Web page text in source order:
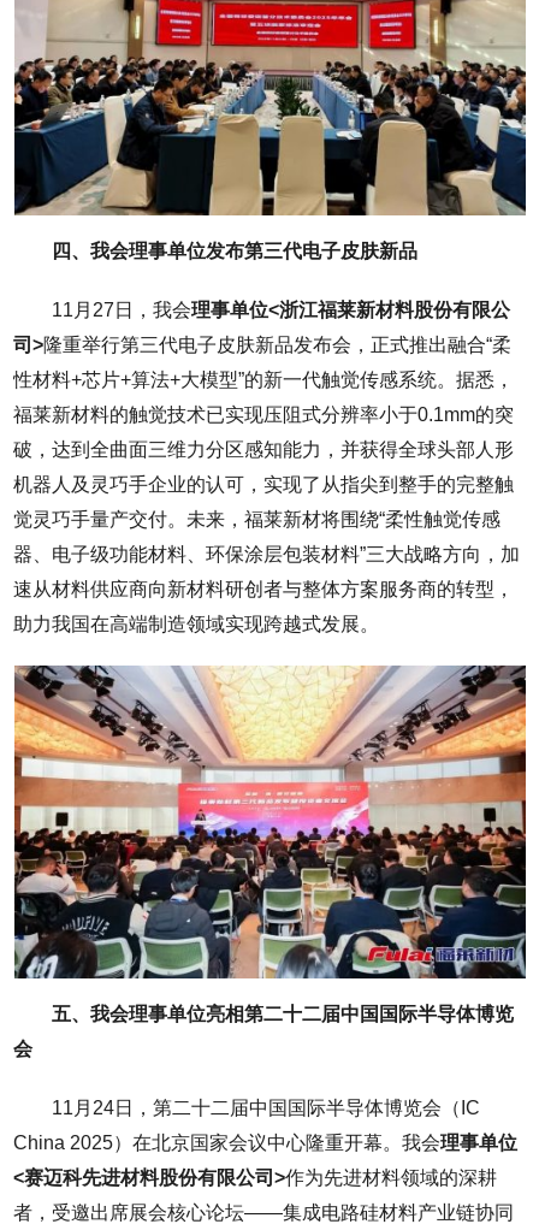
四、我会理事单位发布第三代电子皮肤新品
11月27日，我会理事单位<浙江福莱新材料股份有限公
司>隆重举行第三代电子皮肤新品发布会，正式推出融合“柔
性材料+芯片+算法+大模型”的新一代触觉传感系统。据悉，
福莱新材料的触觉技术已实现压阻式分辨率小于0.1mm的突
破，达到全曲面三维力分区感知能力，并获得全球头部人形
机器人及灵巧手企业的认可，实现了从指尖到整手的完整触
觉灵巧手量产交付。未来，福莱新材将围绕“柔性触觉传感
器、电子级功能材料、环保涂层包装材料”三大战略方向，加
速从材料供应商向新材料研创者与整体方案服务商的转型，
助力我国在高端制造领域实现跨越式发展。
五、我会理事单位亮相第二十二届中国国际半导体博览
会
11月24日，第二十二届中国国际半导体博览会（IC
China 2025）在北京国家会议中心隆重开幕。我会理事单位
<赛迈科先进材料股份有限公司>作为先进材料领域的深耕
者，受邀出席展会核心论坛——集成电路硅材料产业链协同